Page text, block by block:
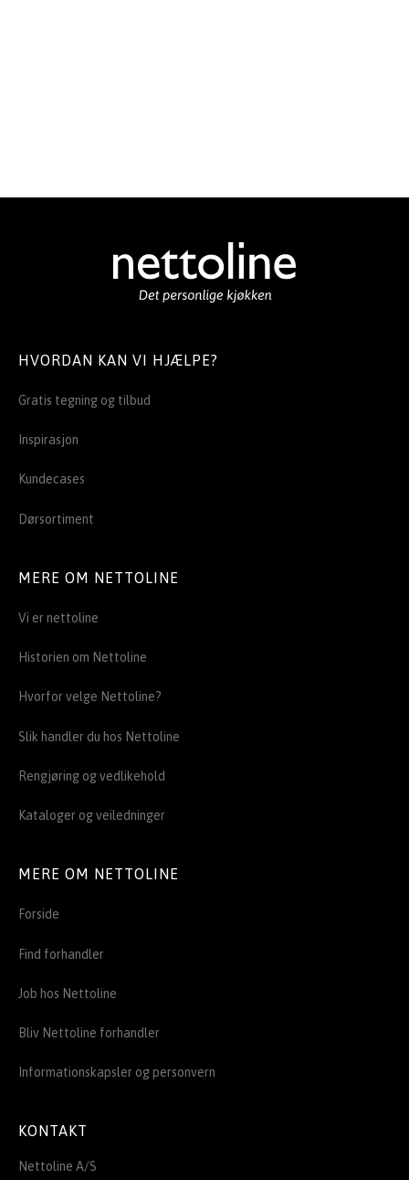
HVORDAN KAN VI HJÆLPE?
Gratis tegning og tilbud
Inspirasjon
Kundecases
Dørsortiment
MERE OM NETTOLINE
Vi er nettoline
Historien om Nettoline
Hvorfor velge Nettoline?
Slik handler du hos Nettoline
Rengjøring og vedlikehold
Kataloger og veiledninger
MERE OM NETTOLINE
Forside
Find forhandler
Job hos Nettoline
Bliv Nettoline forhandler
Informationskapsler og personvern
KONTAKT
Nettoline A/S